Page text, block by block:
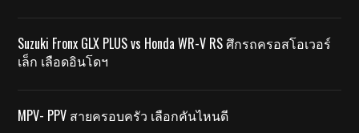
Suzuki Fronx GLX PLUS vs Honda WR-V RS ศึกรถครอสโอเวอร์
เล็ก เลือดอินโดฯ
MPV- PPV สายครอบครัว เลือกคันไหนดี